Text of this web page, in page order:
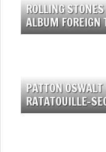
ROLLING
ALBUM FOREIGN
PATTON OSWALT
RATATOUILLE-